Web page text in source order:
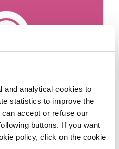
and analytical cookies to
statistics to improve the
accept or refuse our
buttons. If you want
policy, click on the cookie